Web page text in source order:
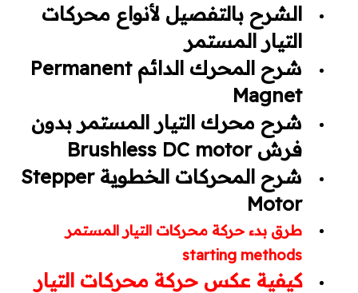
محولات
مولدات
برامج هندسية
Dialux
الشرح بالتفصيل لأنواع محركات
التيار المستمر
شرح المحرك الدائمPermanent
Magnet
شرح محرك التيار المستمر بدون
فرشBrushless DC motor
شرح المحركات الخطويةStepper
Motor
طرق بدء حركة محركات التيار المستمر
starting methods
كيفية عكس حركة محركات التيار